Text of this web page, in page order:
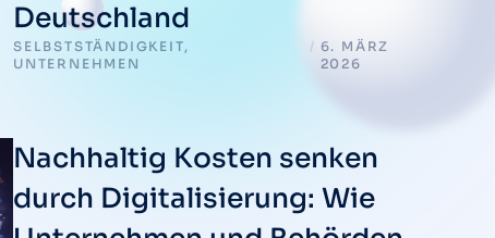
Deutschland
SELBSTSTÄNDIGKEIT,
UNTERNEHMEN
/ 6. MÄRZ
2026
Nachhaltig Kosten senken
durch Digitalisierung: Wie